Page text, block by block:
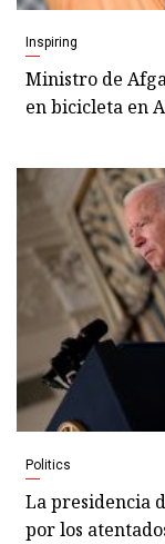
Inspiring
Ministro de
en bicicleta en
Politics
La presidencia
por los